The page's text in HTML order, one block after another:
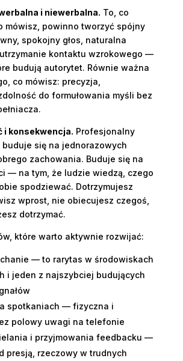
i niewerbalna. To, co
mówisz, powinno tworzyć spójny
spokojny głos, naturalna
kontaktu wzrokowego —
budują autorytet. Równie ważna
co mówisz: precyzja,
do formułowania myśli bez
i konsekwencja. Profesjonalny
się na jednorazowych
zachowania. Buduje się na
— na tym, że ludzie wiedzą, czego
spodziewać. Dotrzymujesz
wprost, nie obiecujesz czegoś,
dotrzymać.
które warto aktywnie rozwijać:
— to rarytas w środowiskach
i jeden z najszybciej budujących
spotkaniach — fizyczna i
polowy uwagi na telefonie
i przyjmowania feedbacku —
presją, rzeczowy w trudnych